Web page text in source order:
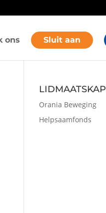
ons Sluit aan
LIDMAATSKAP
Orania Beweging
Helpsaamfonds